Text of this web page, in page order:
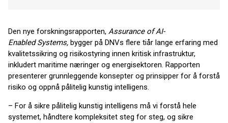
Den nye forskningsrapporten, Assurance of AI-
Enabled Systems, bygger på DNVs flere tiår lange erfaring med
kvalitetssikring og risikostyring innen kritisk infrastruktur,
inkludert maritime næringer og energisektoren. Rapporten
presenterer grunnleggende konsepter og prinsipper for å forstå
risiko og oppnå pålitelig kunstig intelligens.
– For å sikre pålitelig kunstig intelligens må vi forstå hele
systemet, håndtere kompleksitet steg for steg, og sikre